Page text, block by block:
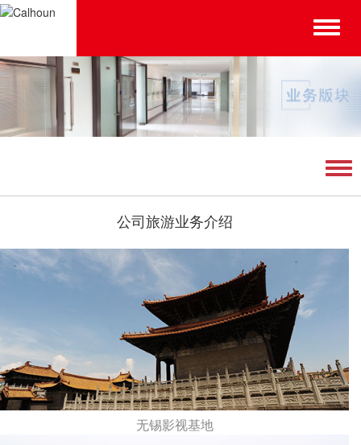
Toggle
公司旅游业务介绍
无锡影视基地